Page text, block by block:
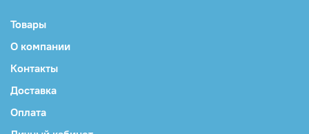
Товары
О компании
Контакты
Доставка
Оплата